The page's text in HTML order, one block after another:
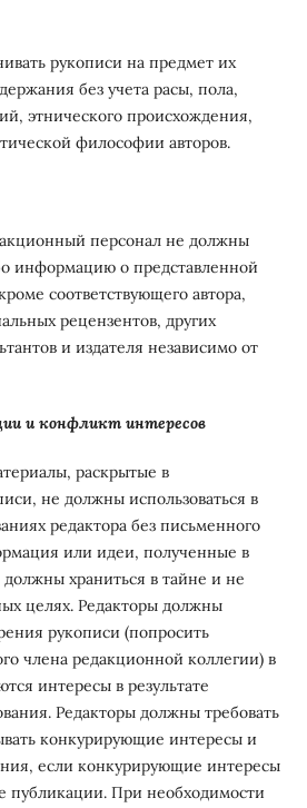
рукописи на предмет их
без учета расы, пола,
этнического происхождения,
философии авторов.
персонал не должны
информацию о представленной
соответствующего автора,
рецензентов, других
и издателя независимо от
и конфликт интересов
раскрытые в
не должны использоваться в
редактора без письменного
или идеи, полученные в
храниться в тайне и не
целях. Редакторы должны
рукописи (попросить
члена редакционной коллегии) в
интересы в результате
Редакторы должны требовать
конкурирующие интересы и
если конкурирующие интересы
публикации. При необходимости